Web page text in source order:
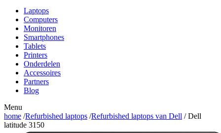
Laptops
Computers
Monitoren
Smartphones
Tablets
Printers
Onderdelen
Accessoires
Partners
Blog
Menu
home /Refurbished laptops /Refurbished laptops van Dell / Dell
latitude 3150